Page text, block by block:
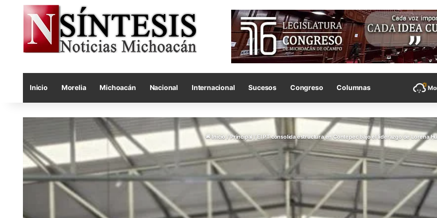
Inicio Morelia Michoacán Nacional Internacional Sucesos Congreso Columnas
Inicio / Principal / El PT consolida estructura en Contepec bajo el liderazgo de Lorena